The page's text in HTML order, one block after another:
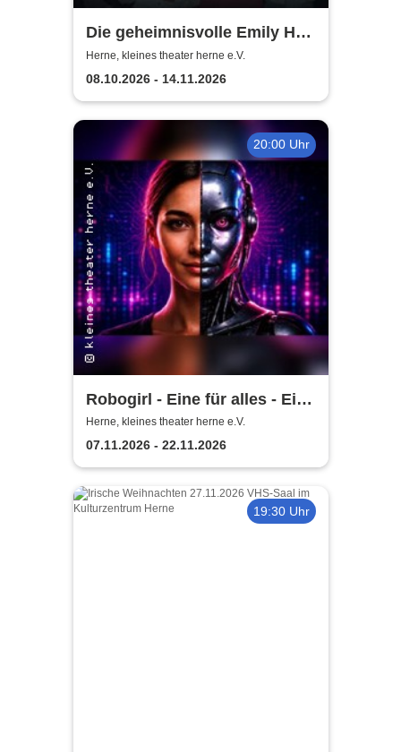
Die geheimnisvolle Emily Hart
- Thrillerkomödie von
Christian Weymayr
Herne, kleines theater herne e.V.
08.10.2026 - 14.11.2026
20:00 Uhr
Robogirl - Eine für alles - Eine
Komödie aus der nahen
Zukunft
Herne, kleines theater herne e.V.
07.11.2026 - 22.11.2026
19:30 Uhr